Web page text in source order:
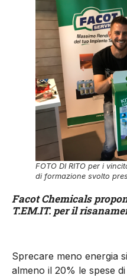
FOTO DI RITO per i
di formazione svolto
Facot Chemicals
T.EM.IT. per il
Sprecare meno energia
almeno il 20% le spese